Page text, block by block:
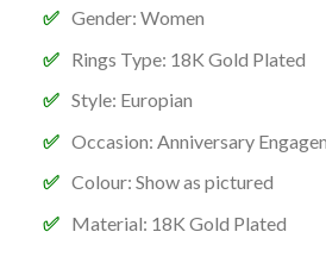
Gender: Women
Rings Type: 18K Gold Plated
Style: Europian
Occasion: Anniversary
Colour: Show as pictured
Material: 18K Gold Plated